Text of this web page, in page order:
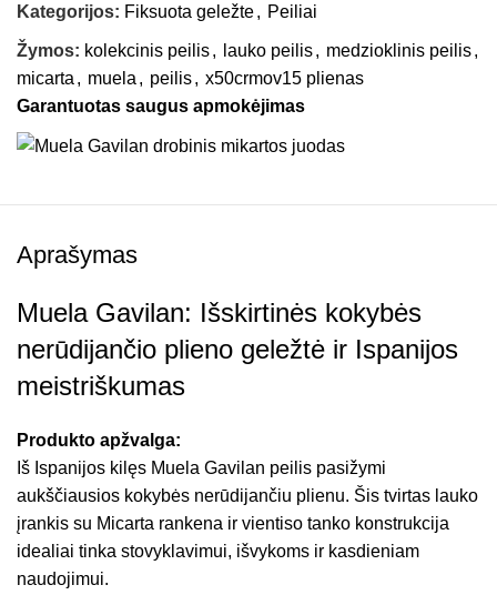
Kategorijos: Fiksuota geležte, Peiliai
Žymos: kolekcinis peilis, lauko peilis, medzioklinis peilis,
micarta , muela , peilis, x50crmov15 plienas
Garantuotas saugus apmokėjimas
Aprašymas
Muela Gavilan: Išskirtinės kokybės
nerūdijančio plieno geležtė ir Ispanijos
meistriškumas
Produkto apžvalga:
Iš Ispanijos kilęs Muela Gavilan peilis pasižymi
aukščiausios kokybės nerūdijančiu plienu. Šis tvirtas lauko
įrankis su Micarta rankena ir vientiso tanko konstrukcija
idealiai tinka stovyklavimui, išvykoms ir kasdieniam
naudojimui.